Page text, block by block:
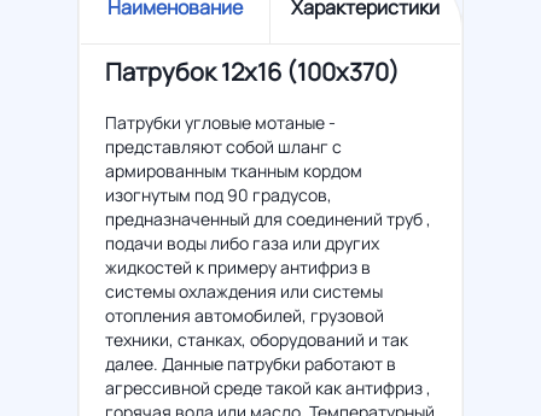
Наименование Характеристики
Патрубок 12x16 (100x370)
Патрубки угловые мотаные -
представляют собой шланг с
армированным тканным кордом
изогнутым под 90 градусов,
предназначенный для соединений труб ,
подачи воды либо газа или других
жидкостей к примеру антифриз в
системы охлаждения или системы
отопления автомобилей, грузовой
техники, станках, оборудований и так
далее. Данные патрубки работают в
агрессивной среде такой как антифриз ,